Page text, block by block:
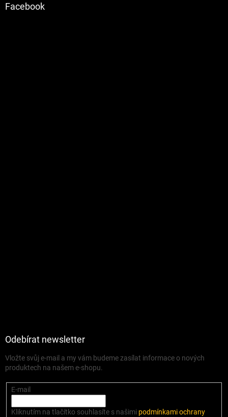
Facebook
Odebírat newsletter
Vložte svůj e-mail a my vám budeme zasílat informace o nových
produktech na našem e-shopu.
E-mail
Kliknutím na tlačítko souhlasíte s našimi podmínkami ochrany